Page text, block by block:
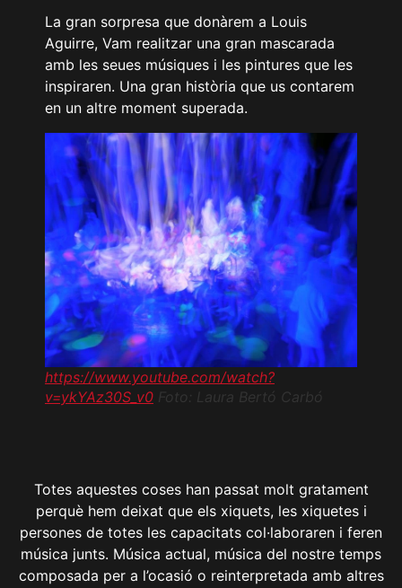
La gran sorpresa que donàrem a Louis
Aguirre, Vam realitzar una gran mascarada
amb les seues músiques i les pintures que les
inspiraren. Una gran història que us contarem
en un altre moment superada.
https://www.youtube.com/watch?
v=ykYAz30S_v0 Foto: Laura Bertó Carbó
Totes aquestes coses han passat molt gratament
perquè hem deixat que els xiquets, les xiquetes i
persones de totes les capacitats col·laboraren i feren
música junts. Música actual, música del nostre temps
composada per a l’ocasió o reinterpretada amb altres